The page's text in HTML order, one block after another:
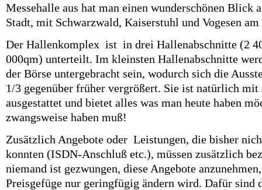
Messehalle aus hat man einen wunderschönen Blick
Stadt, mit Schwarzwald, Kaiserstuhl und Vogesen
Der Hallenkomplex ist in drei Hallenabschnitte (2
000qm) unterteilt. Im kleinsten Hallenabschnitte
der Börse untergebracht sein, wodurch sich die
1/3 gegenüber früher vergrößert. Sie ist natürlich mit
ausgestattet und bietet alles was man heute haben
zwangsweise haben muß!
Zusätzlich Angebote oder Leistungen, die bisher
konnten (ISDN-Anschluß etc.), müssen zusätzlich
niemand ist gezwungen, diese Angebote
Preisgefüge nur geringfügig ändern wird. Dafür sind